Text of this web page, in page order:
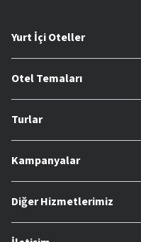
Yurt İçi Oteller
Otel Temaları
Turlar
Kampanyalar
Diğer Hizmetlerimiz